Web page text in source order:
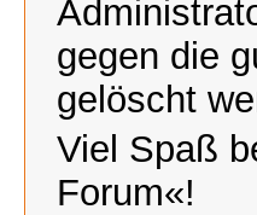
gegen die
gelöscht
Viel Spaß
Forum«!